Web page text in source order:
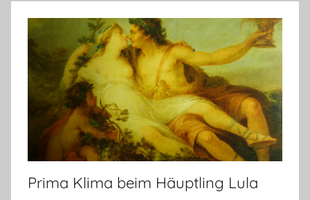
Prima Klima beim Häuptling Lula